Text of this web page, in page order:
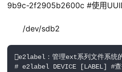
9b9c-2f2905b2600c #使用
/dev/sdb2
e2label：管理ext系列文件系统
# e2label DEVICE [LABEL] #查